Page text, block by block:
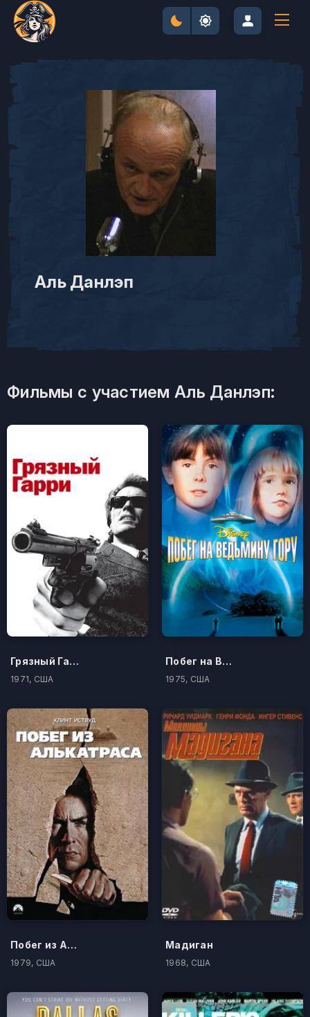
Аль Данлэп
Фильмы с участием Аль Данлэп:
Грязный Гарри
1971, США
Побег на Ведьмину гору
1975, США
Побег из Алькатраса
1979, США
Мадиган
1968, США